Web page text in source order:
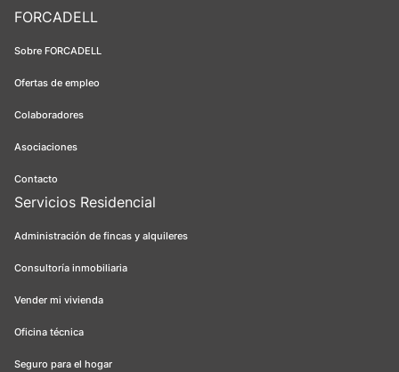
FORCADELL
Sobre FORCADELL
Ofertas de empleo
Colaboradores
Asociaciones
Contacto
Servicios Residencial
Administración de fincas y alquileres
Consultoría inmobiliaria
Vender mi vivienda
Oficina técnica
Seguro para el hogar